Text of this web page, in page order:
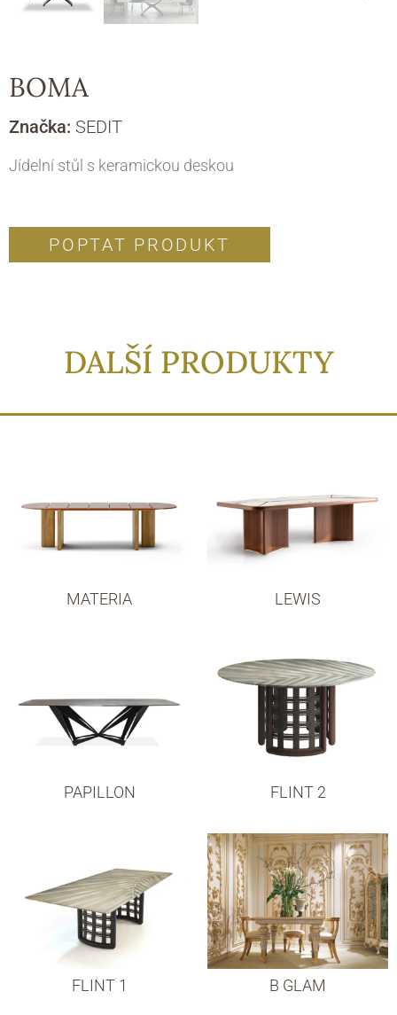
BOMA
Značka: SEDIT
Jídelní stůl s keramickou deskou
POPTAT PRODUKT
DALŠÍ PRODUKTY
MATERIA LEWIS
PAPILLON FLINT 2
FLINT 1 B GLAM